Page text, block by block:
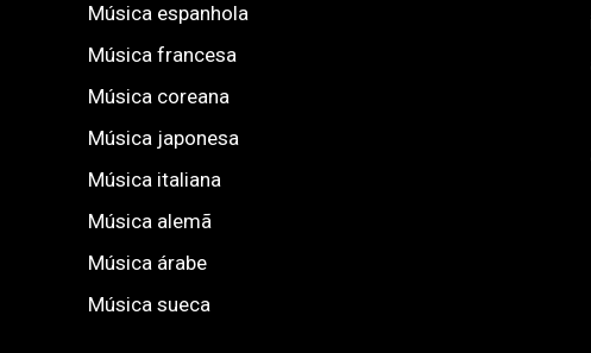
Música espanhola
Música francesa
Música coreana
Música japonesa
Música italiana
Música alemã
Música árabe
Música sueca